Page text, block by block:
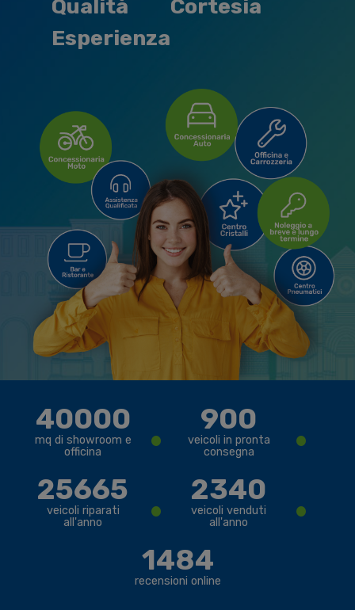
Qualità
Cortesia
Esperienza
40000
mq di showroom e
officina
• 900
veicoli in pronta
consegna
•
25665
veicoli riparati
all'anno
• 2340
veicoli venduti
all'anno
•
1484
recensioni online